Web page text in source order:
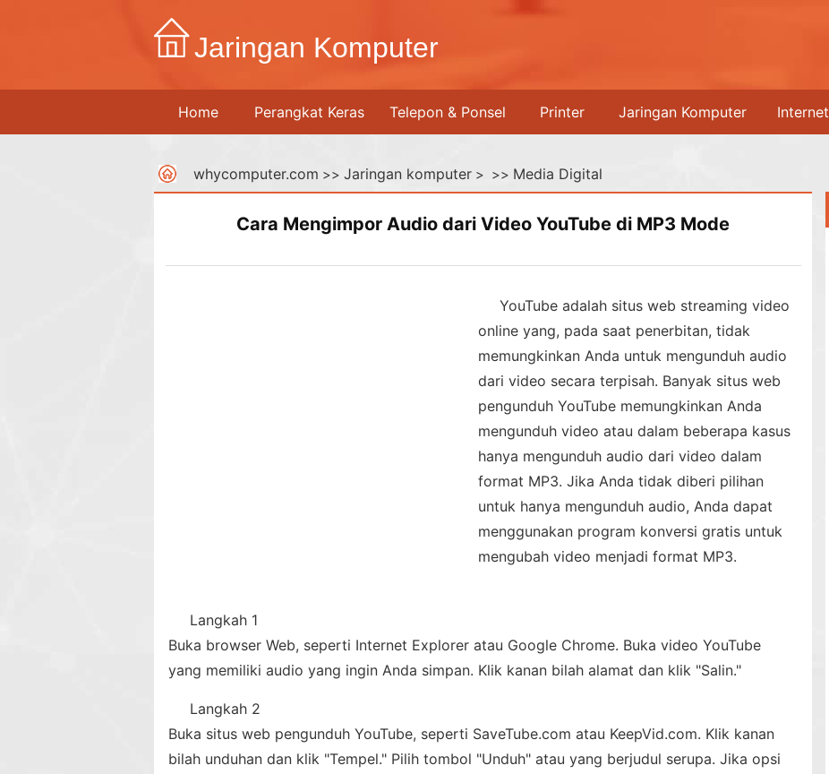
Jaringan Komputer
Home Perangkat Keras Telepon & Ponsel Printer Jaringan Komputer Internet
whycomputer.com >> Jaringan komputer > >> Media Digital
Cara Mengimpor Audio dari Video YouTube di MP3 Mode
YouTube adalah situs web streaming video
online yang, pada saat penerbitan, tidak
memungkinkan Anda untuk mengunduh audio
dari video secara terpisah. Banyak situs web
pengunduh YouTube memungkinkan Anda
mengunduh video atau dalam beberapa kasus
hanya mengunduh audio dari video dalam
format MP3. Jika Anda tidak diberi pilihan
untuk hanya mengunduh audio, Anda dapat
menggunakan program konversi gratis untuk
mengubah video menjadi format MP3.
Langkah 1
Buka browser Web, seperti Internet Explorer atau Google Chrome. Buka video YouTube
yang memiliki audio yang ingin Anda simpan. Klik kanan bilah alamat dan klik "Salin."
Langkah 2
Buka situs web pengunduh YouTube, seperti SaveTube.com atau KeepVid.com. Klik kanan
bilah unduhan dan klik "Tempel." Pilih tombol "Unduh" atau yang berjudul serupa. Jika opsi